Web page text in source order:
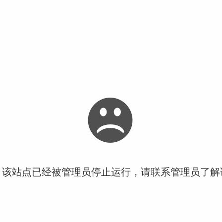
站点已经被管理员停止运行，请联系管理员了